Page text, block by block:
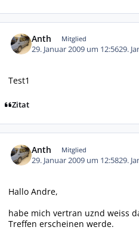
Anth Mitglied
29. Januar 2009 um 12:5629.
Test1
Zitat
Anth Mitglied
29. Januar 2009 um 12:5829.
Hallo Andre,
habe mich vertran uznd weiss
Treffen erscheinen werde.